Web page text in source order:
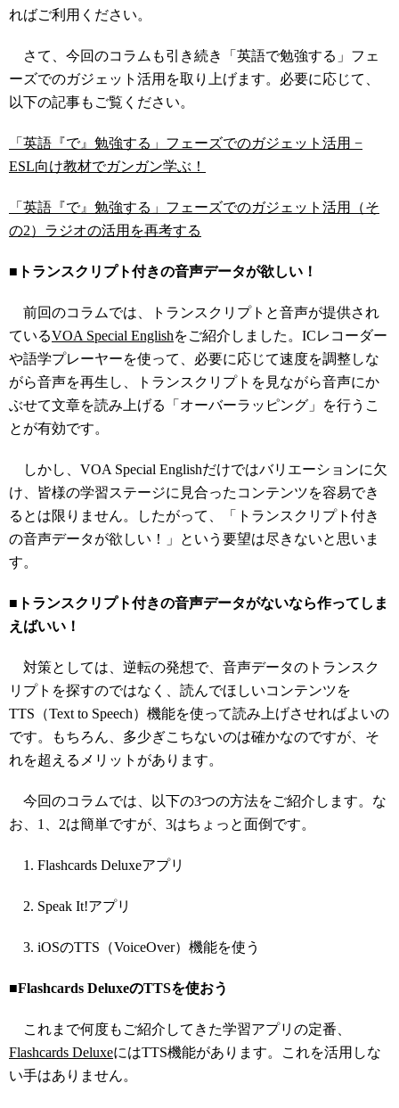
ればご利用ください。
さて、今回のコラムも引き続き「英語で勉強する」フェ
ーズでのガジェット活用を取り上げます。必要に応じて、
以下の記事もご覧ください。
「英語『で』勉強する」フェーズでのガジェット活用 −
ESL向け教材でガンガン学ぶ！
「英語『で』勉強する」フェーズでのガジェット活用（そ
の2）ラジオの活用を再考する
■トランスクリプト付きの音声データが欲しい！
前回のコラムでは、トランスクリプトと音声が提供され
ているVOA Special Englishをご紹介しました。ICレコーダー
や語学プレーヤーを使って、必要に応じて速度を調整しな
がら音声を再生し、トランスクリプトを見ながら音声にか
ぶせて文章を読み上げる「オーバーラッピング」を行うこ
とが有効です。
しかし、VOA Special Englishだけではバリエーションに欠
け、皆様の学習ステージに見合ったコンテンツを容易でき
るとは限りません。したがって、「トランスクリプト付き
の音声データが欲しい！」という要望は尽きないと思いま
す。
■トランスクリプト付きの音声データがないなら作ってしま
えばいい！
対策としては、逆転の発想で、音声データのトランスク
リプトを探すのではなく、読んでほしいコンテンツを
TTS（Text to Speech）機能を使って読み上げさせればよいの
です。もちろん、多少ぎこちないのは確かなのですが、そ
れを超えるメリットがあります。
今回のコラムでは、以下の3つの方法をご紹介します。な
お、1、2は簡単ですが、3はちょっと面倒です。
Flashcards Deluxeアプリ
Speak It!アプリ
iOSのTTS（VoiceOver）機能を使う
■Flashcards DeluxeのTTSを使おう
これまで何度もご紹介してきた学習アプリの定番、
Flashcards DeluxeにはTTS機能があります。これを活用しな
い手はありません。